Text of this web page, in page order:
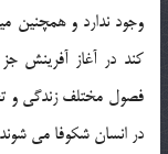
وجود ندارد و همچنين
كند در آغاز آفرينش
فصول مختلف زندگي و
در انسان شكوفا مي